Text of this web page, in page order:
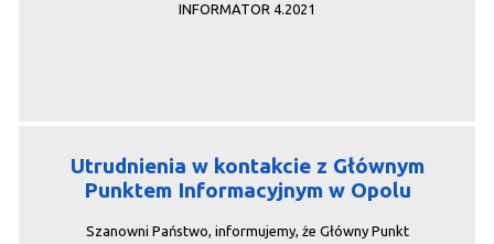
INFORMATOR 4.2021
Utrudnienia w kontakcie z Głównym
Punktem Informacyjnym w Opolu
Szanowni Państwo, informujemy, że Główny Punkt